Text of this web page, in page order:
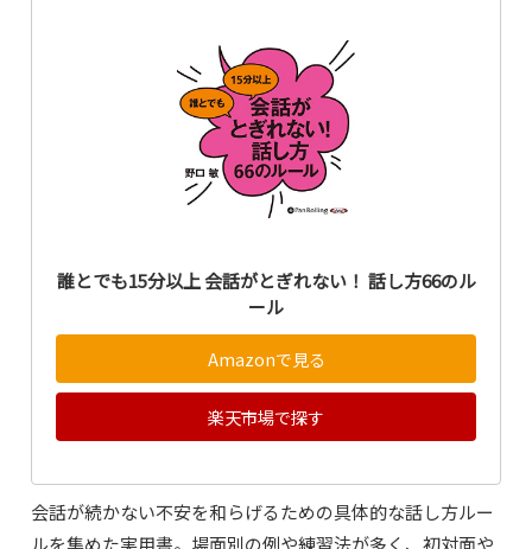
誰とでも15分以上 会話がとぎれない！ 話し方66のル
ール
Amazonで見る
楽天市場で探す
会話が続かない不安を和らげるための具体的な話し方ルー